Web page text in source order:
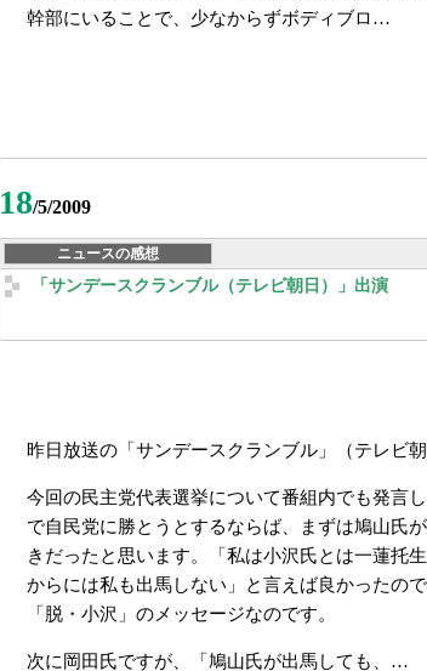
幹部にいることで、少なからずボディブロ…
18/5/2009
ニュースの感想
「サンデースクランブル（テレビ朝日）」出演
昨日放送の「サンデースクランブル」（テレビ
今回の民主党代表選挙について番組内でも発言
で自民党に勝とうとするならば、まずは鳩山氏
きだったと思います。「私は小沢氏とは一蓮托
からには私も出馬しない」と言えば良かったの
「脱・小沢」のメッセージなのです。
次に岡田氏ですが、「鳩山氏が出馬しても、…